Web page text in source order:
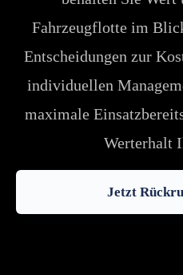
Fahrzeugflotte im
Entscheidungen zur
individuellen
maximale
Werterhalt
Jetzt